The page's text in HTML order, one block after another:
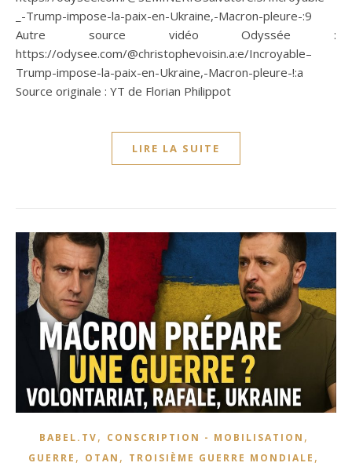
_-Trump-impose-la-paix-en-Ukraine,-Macron-pleure-:9
Autre source vidéo Odyssée :
https://odysee.com/@christophevoisin.a:e/Incroyable–
Trump-impose-la-paix-en-Ukraine,-Macron-pleure-!:a
Source originale : YT de Florian Philippot
LIRE LA SUITE
BABEL.TV, CONSCRIPTION - MOBILISATION ,
GUERRE , OTAN , TROISIÈME GUERRE MONDIALE ,